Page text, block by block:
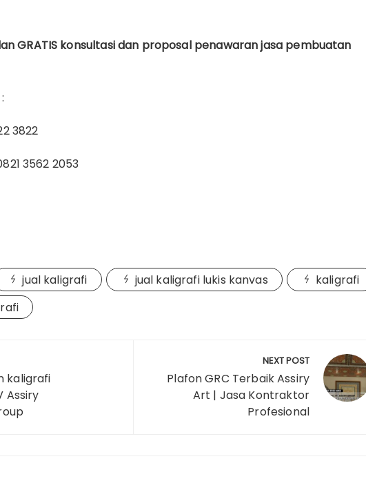
GRATIS konsultasi dan proposal penawaran jasa pembuatan
3822
3562 2053
jual kaligrafi jual kaligrafi lukis kanvas
kaligrafi
kaligrafi
Assiry
NEXT POST
Plafon GRC Terbaik Assiry
Art | Jasa Kontraktor
Profesional